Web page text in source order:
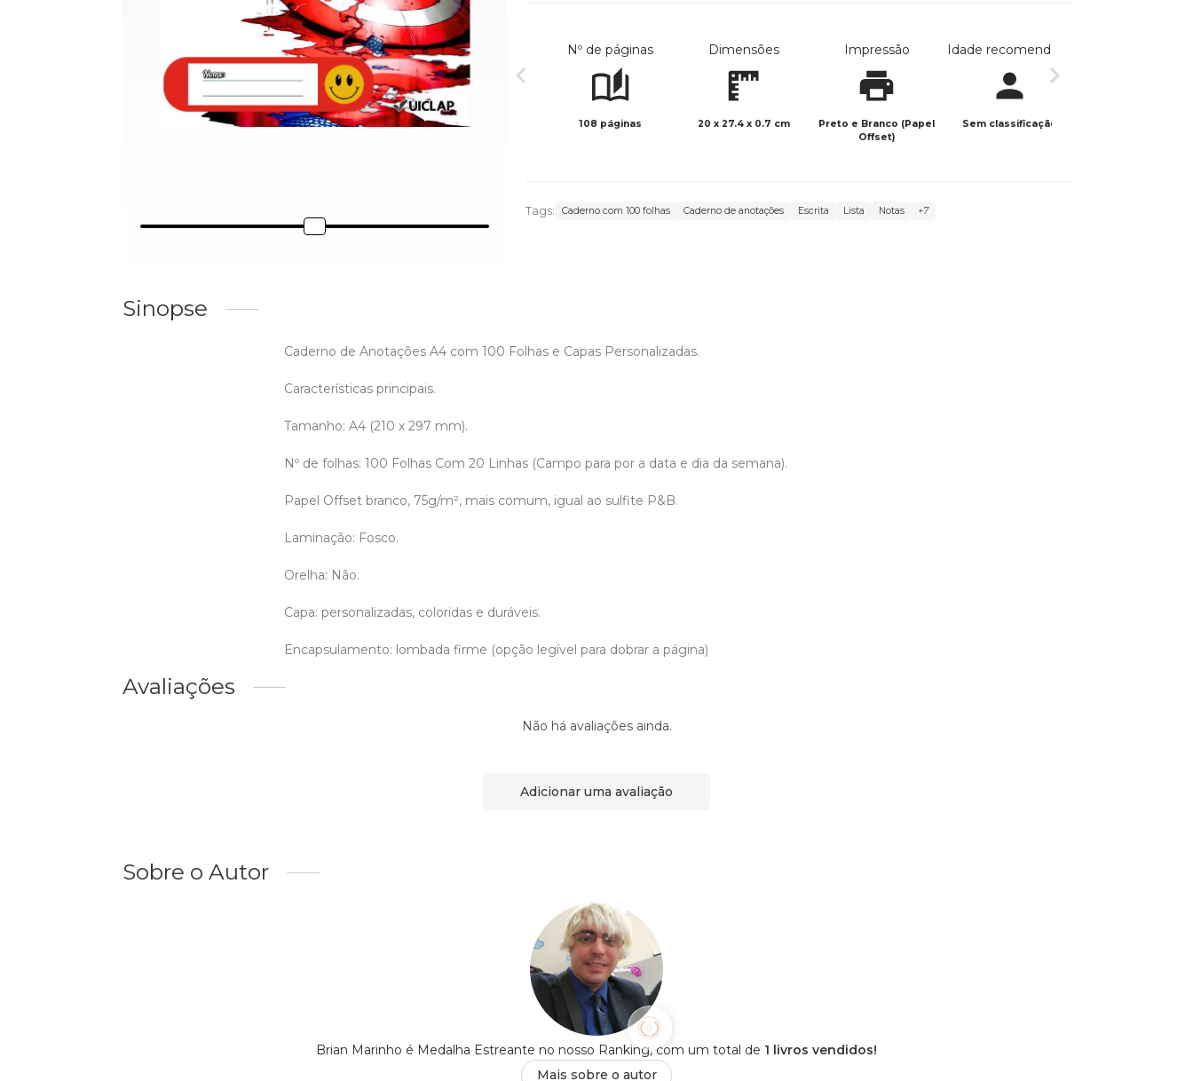
Nº de páginas
108 páginas
Dimensões
20 x 27.4 x 0.7 cm
Impressão
Preto e Branco (Papel
Offset)
Idade recomendada
Sem classificação
Tags: Caderno com 100 folhas Caderno de anotações Escrita Lista Notas +7
Sinopse
Caderno de Anotações A4 com 100 Folhas e Capas Personalizadas.
Características principais.
Tamanho: A4 (210 x 297 mm).
Nº de folhas: 100 Folhas Com 20 Linhas (Campo para por a data e dia da semana).
Papel Offset branco, 75g/m², mais comum, igual ao sulfite P&B.
Laminação: Fosco.
Orelha: Não.
Capa: personalizadas, coloridas e duráveis.
Encapsulamento: lombada firme (opção legível para dobrar a página)
Avaliações
Não há avaliações ainda.
Adicionar uma avaliação
Sobre o Autor
Brian Marinho é Medalha Estreante no nosso Ranking, com um total de 1 livros vendidos!
Mais sobre o autor